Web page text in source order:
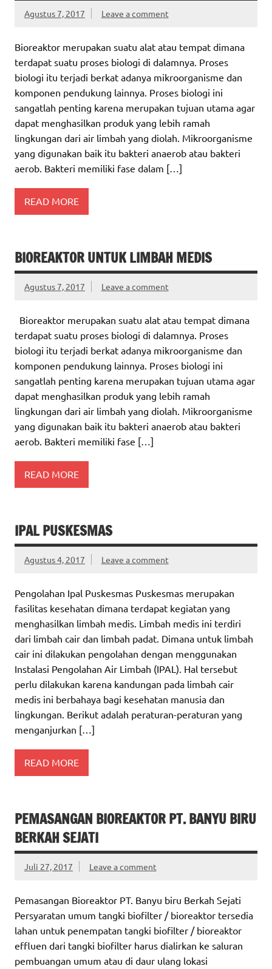
Agustus 7, 2017 Leave a comment
Bioreaktor merupakan suatu alat atau tempat dimana
terdapat suatu proses biologi di dalamnya. Proses
biologi itu terjadi berkat adanya mikroorganisme dan
komponen pendukung lainnya. Proses biologi ini
sangatlah penting karena merupakan tujuan utama agar
dapat menghasilkan produk yang lebih ramah
lingkungan dari air limbah yang diolah. Mikroorganisme
yang digunakan baik itu bakteri anaerob atau bakteri
aerob. Bakteri memiliki fase dalam […]
READ MORE
BIOREAKTOR UNTUK LIMBAH MEDIS
Agustus 7, 2017 Leave a comment
Bioreaktor merupakan suatu alat atau tempat dimana
terdapat suatu proses biologi di dalamnya. Proses
biologi itu terjadi berkat adanya mikroorganisme dan
komponen pendukung lainnya. Proses biologi ini
sangatlah penting karena merupakan tujuan utama agar
dapat menghasilkan produk yang lebih ramah
lingkungan dari air limbah yang diolah. Mikroorganisme
yang digunakan baik itu bakteri anaerob atau bakteri
aerob. Bakteri memiliki fase […]
READ MORE
IPAL PUSKESMAS
Agustus 4, 2017 Leave a comment
Pengolahan Ipal Puskesmas Puskesmas merupakan
fasilitas kesehatan dimana terdapat kegiatan yang
menghasilkan limbah medis. Limbah medis ini terdiri
dari limbah cair dan limbah padat. Dimana untuk limbah
cair ini dilakukan pengolahan dengan menggunakan
Instalasi Pengolahan Air Limbah (IPAL). Hal tersebut
perlu dilakukan karena kandungan pada limbah cair
medis ini berbahaya bagi kesehatan manusia dan
lingkungan. Berikut adalah peraturan-peraturan yang
menganjurkan […]
READ MORE
PEMASANGAN BIOREAKTOR PT. BANYU BIRU
BERKAH SEJATI
Juli 27, 2017 Leave a comment
Pemasangan Bioreaktor PT. Banyu biru Berkah Sejati
Persyaratan umum tangki biofilter / bioreaktor tersedia
lahan untuk penempatan tangki biofilter / bioreaktor
effluen dari tangki biofilter harus dialirkan ke saluran
pembuangan umum atau di daur ulang lokasi